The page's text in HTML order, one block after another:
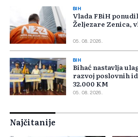
BIH
Vlada FBiH
Željezare Zenica,
05. 08. 2026.
BIH
Bihać nastavlja
razvoj poslovnih
32.000 KM
05. 08. 2026.
Najčitanije